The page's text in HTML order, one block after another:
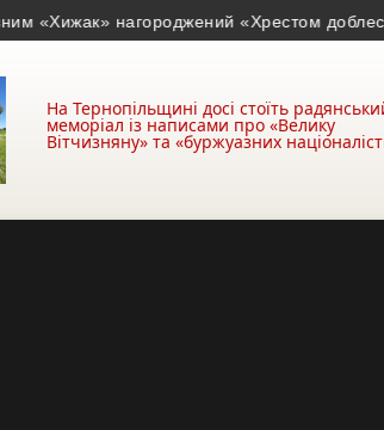
нагороджений «Хрестом доблесті» •
На Тернопільщині досі стоїть
меморіал із написами про «Велику
Вітчизняну» та «буржуазних